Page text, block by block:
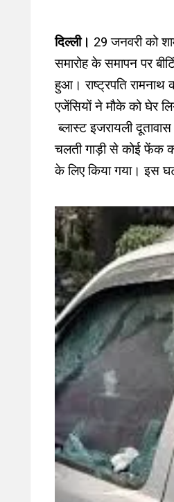
दिल्ली। 29 जनवरी को
समारोह के समापन पर
हुआ। राष्ट्रपति
एजेंसियों ने मौके को घेर
ब्लास्ट इजरायली
चलती गाड़ी से कोई फेंक
के लिए किया गया। इस